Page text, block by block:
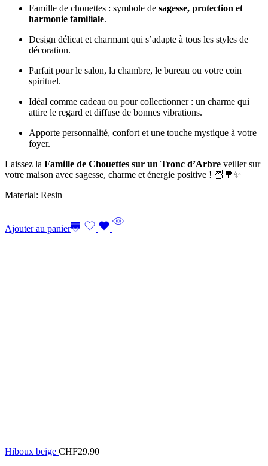
Famille de chouettes : symbole de sagesse, protection et
harmonie familiale.
Design délicat et charmant qui s’adapte à tous les styles de
décoration.
Parfait pour le salon, la chambre, le bureau ou votre coin
spirituel.
Idéal comme cadeau ou pour collectionner : un charme qui
attire le regard et diffuse de bonnes vibrations.
Apporte personnalité, confort et une touche mystique à votre
foyer.
Laissez la Famille de Chouettes sur un Tronc d’Arbre veiller sur
votre maison avec sagesse, charme et énergie positive ! 🦉🌳✨
Material: Resin
Ajouter au panier
Hiboux beige CHF29.90